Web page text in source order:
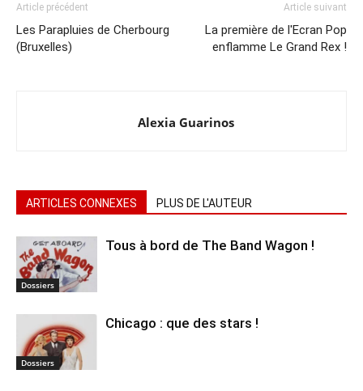
Article précédent
Les Parapluies de Cherbourg
(Bruxelles)
Article suivant
La première de l'Ecran Pop
enflamme Le Grand Rex !
Alexia Guarinos
ARTICLES CONNEXES PLUS DE L'AUTEUR
Dossiers
Tous à bord de The Band Wagon !
Dossiers
Chicago : que des stars !